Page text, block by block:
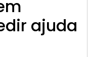
ajuda